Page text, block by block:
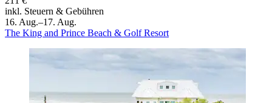
inkl. Steuern & Gebühren
16. Aug.–17. Aug.
The King and Prince Beach & Golf Resort